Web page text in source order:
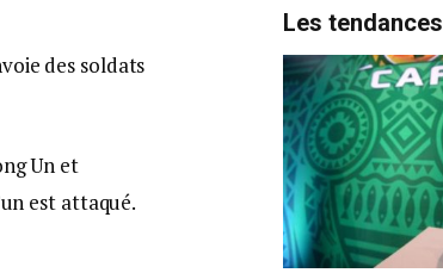
des soldats
Un et
est attaqué.
Les tendances